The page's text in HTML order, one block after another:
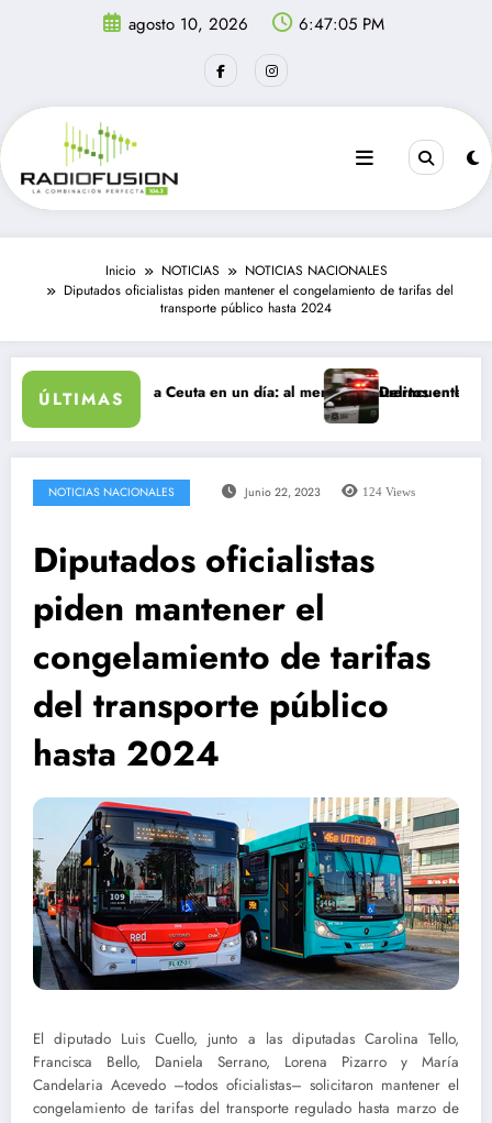
agosto 10, 2026 6:47:05 PM
Inicio NOTICIAS
NOTICIAS NACIONALES
Diputados oficialistas piden mantener el congelamiento de tarifas del
transporte público hasta 2024
ÚLTIMAS
ingresan a Ceuta en un día: al menos 34 muertos en la crisis.
Delincuentes matan a
NOTICIAS NACIONALES Junio 22, 2023 124 Views
Diputados oficialistas
piden mantener el
congelamiento de tarifas
del transporte público
hasta 2024
El diputado Luis Cuello, junto a las diputadas Carolina Tello,
Francisca Bello, Daniela Serrano, Lorena Pizarro y María
Candelaria Acevedo –todos oficialistas– solicitaron mantener el
congelamiento de tarifas del transporte regulado hasta marzo de